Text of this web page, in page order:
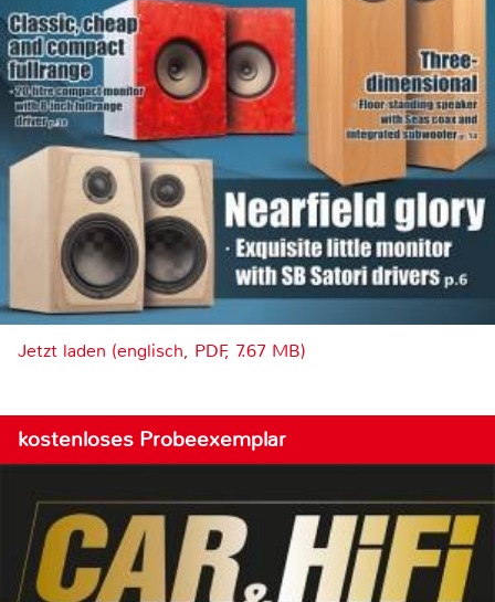
Jetzt laden (englisch, PDF, 7.67 MB)
kostenloses Probeexemplar